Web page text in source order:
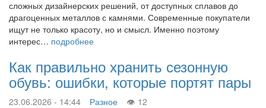
сложных дизайнерских решений, от доступных сплавов до
драгоценных металлов с камнями. Современные покупатели
ищут не только красоту, но и смысл. Именно поэтому
интерес… подробнее
Как правильно хранить сезонную
обувь: ошибки, которые портят пары
23.06.2026 - 14:44 Разное
12